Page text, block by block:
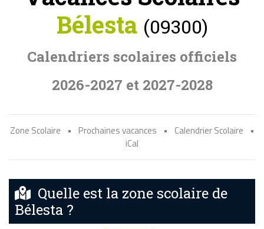
Bélesta (09300)
Calendriers scolaires officiels
2026-2027 et 2027-2028
Zone Scolaire • Prochaines vacances • Calendrier Scolaire
•
iCal
Quelle est la zone scolaire de
Bélesta ?